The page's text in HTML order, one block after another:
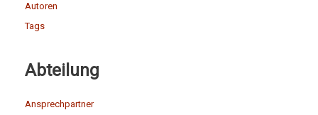
Autoren
Tags
Abteilung
Ansprechpartner